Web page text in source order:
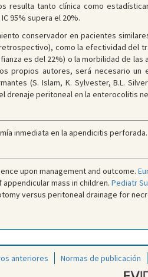
resulta tanto clínica como
95% supera el 20%.
conservador en pacientes
como la efectividad del
es del 22%) o la morbilidad de
propios autores, será necesario
(S. Islam, K. Sylvester, B.L.
drenaje peritoneal en la enterocolitis
inmediata en la apendicitis perforada.
upon management and outcome.
mass in children. Pediatr
versus peritoneal drainage for
anteriores Normas de publicación